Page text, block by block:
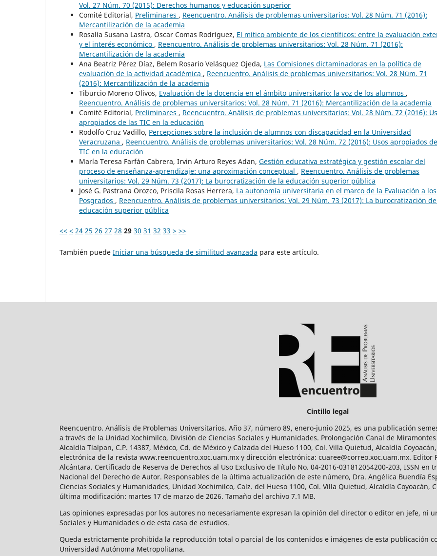
Vol. 27 Núm. 70 (2015): Derechos humanos y educación superior
Comité Editorial, Preliminares , Reencuentro. Análisis de problemas universitarios: Vol. 28 Núm. 71 (2016):
Mercantilización de la academia
Rosalía Susana Lastra, Oscar Comas Rodríguez, El mítico ambiente de los científicos: entre la evaluación
y el interés económico , Reencuentro. Análisis de problemas universitarios: Vol. 28 Núm. 71 (2016):
Mercantilización de la academia
Ana Beatriz Pérez Díaz, Belem Rosario Velásquez Ojeda, Las Comisiones dictaminadoras en la política de
evaluación de la actividad académica , Reencuentro. Análisis de problemas universitarios: Vol. 28 Núm. 71
(2016): Mercantilización de la academia
Tiburcio Moreno Olivos, Evaluación de la docencia en el ámbito universitario: la voz de los alumnos ,
Reencuentro. Análisis de problemas universitarios: Vol. 28 Núm. 71 (2016): Mercantilización de la academia
Comité Editorial, Preliminares , Reencuentro. Análisis de problemas universitarios: Vol. 28 Núm. 72 (2016):
apropiados de las TIC en la educación
Rodolfo Cruz Vadillo, Percepciones sobre la inclusión de alumnos con discapacidad en la Universidad
Veracruzana , Reencuentro. Análisis de problemas universitarios: Vol. 28 Núm. 72 (2016): Usos apropiados
TIC en la educación
María Teresa Farfán Cabrera, Irvin Arturo Reyes Adan, Gestión educativa estratégica y gestión escolar del
proceso de enseñanza-aprendizaje: una aproximación conceptual , Reencuentro. Análisis de problemas
universitarios: Vol. 29 Núm. 73 (2017): La burocratización de la educación superior pública
José G. Pastrana Orozco, Priscila Rosas Herrera, La autonomía universitaria en el marco de la Evaluación a los
Posgrados , Reencuentro. Análisis de problemas universitarios: Vol. 29 Núm. 73 (2017): La burocratización
educación superior pública
<< < 24 25 26 27 28 29 30 31 32 33 > >>
También puede Iniciar una búsqueda de similitud avanzada para este artículo.
Cintillo legal
Reencuentro. Análisis de Problemas Universitarios. Año 37, número 89, enero-junio 2025, es una publicación
a través de la Unidad Xochimilco, División de Ciencias Sociales y Humanidades. Prolongación Canal de Miramontes
Alcaldía Tlalpan, C.P. 14387, México, Cd. de México y Calzada del Hueso 1100, Col. Villa Quietud, Alcaldía
electrónica de la revista www.reencuentro.xoc.uam.mx y dirección electrónica: cuaree@correo.xoc.uam.mx. Editor
Alcántara. Certificado de Reserva de Derechos al Uso Exclusivo de Título No. 04-2016-031812054200-203, ISSN
Nacional del Derecho de Autor. Responsables de la última actualización de este número, Dra. Angélica Buendía
Ciencias Sociales y Humanidades, Unidad Xochimilco, Calz. del Hueso 1100, Col. Villa Quietud, Alcaldía Coyoacán,
última modificación: martes 17 de marzo de 2026. Tamaño del archivo 7.1 MB.
Las opiniones expresadas por los autores no necesariamente expresan la opinión del director o editor en jefe, ni
Sociales y Humanidades o de esta casa de estudios.
Queda estrictamente prohibida la reproducción total o parcial de los contenidos e imágenes de esta publicación
Universidad Autónoma Metropolitana.